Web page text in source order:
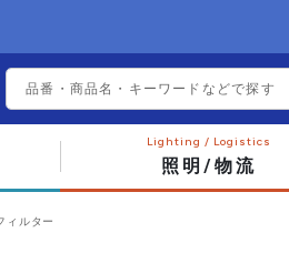
照明/物流
ィルター